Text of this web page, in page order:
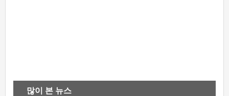
많이 본 뉴스